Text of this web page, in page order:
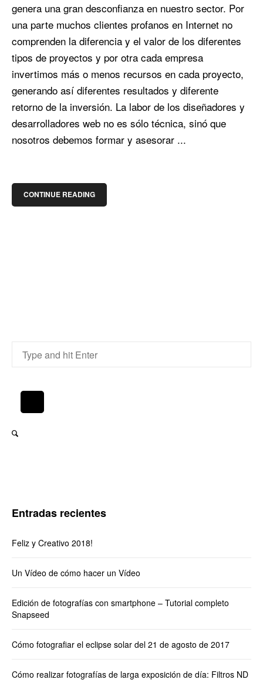
genera una gran desconfianza en nuestro sector. Por
una parte muchos clientes profanos en Internet no
comprenden la diferencia y el valor de los diferentes
tipos de proyectos y por otra cada empresa
invertimos más o menos recursos en cada proyecto,
generando así diferentes resultados y diferente
retorno de la inversión. La labor de los diseñadores y
desarrolladores web no es sólo técnica, sinó que
nosotros debemos formar y asesorar ...
CONTINUE READING
Entradas recientes
Feliz y Creativo 2018!
Un Vídeo de cómo hacer un Vídeo
Edición de fotografías con smartphone – Tutorial completo
Snapseed
Cómo fotografiar el eclipse solar del 21 de agosto de 2017
Cómo realizar fotografías de larga exposición de día: Filtros ND